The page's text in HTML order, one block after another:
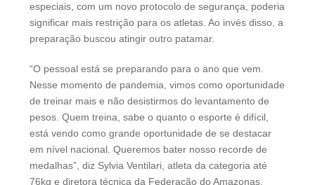
especiais, com um novo protocolo de segurança, poderia
significar mais restrição para os atletas. Ao invés disso, a
preparação buscou atingir outro patamar.
“O pessoal está se preparando para o ano que vem.
Nesse momento de pandemia, vimos como oportunidade
de treinar mais e não desistirmos do levantamento de
pesos. Quem treina, sabe o quanto o esporte é difícil,
está vendo como grande oportunidade de se destacar
em nível nacional. Queremos bater nosso recorde de
medalhas”, diz Sylvia Ventilari, atleta da categoria até
76kg e diretora técnica da Federação do Amazonas.